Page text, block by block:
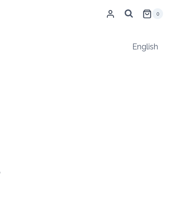
0
English